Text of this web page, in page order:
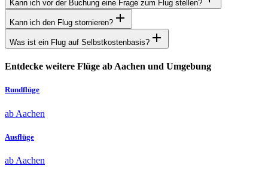
Kann ich vor der Buchung eine Frage zum Flug stellen?
Kann ich den Flug stornieren?
Was ist ein Flug auf Selbstkostenbasis?
Entdecke weitere Flüge ab Aachen und Umgebung
Rundflüge
ab Aachen
Ausflüge
ab Aachen